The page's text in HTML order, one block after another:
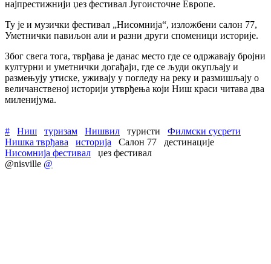
најпрестижнији џез фестивал Југоисточне Европе.
Ту је и музички фестивал „Нисомнија“, изложбени салон 77,
Уметнички павиљон али и разни други споменици историје.
Због свега тога, тврђава је данас место где се одржавају бројни
културни и уметнички догађаји, где се људи окупљају и
размењују утиске, уживају у погледу на реку и размишљају о
величанственој историји утврђења који Ниш краси читава два
миленијума.
# Ниш туризам Нишвил туристи
Филмски сусрети
Нишка тврђава
историја Салон 77
дестинације
Нисомнија фестивал
џез фестивал
@nisville @